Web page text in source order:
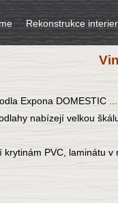
Rekonstrukce
Expona DOMESTIC
nabízejí velkou
PVC, laminátu